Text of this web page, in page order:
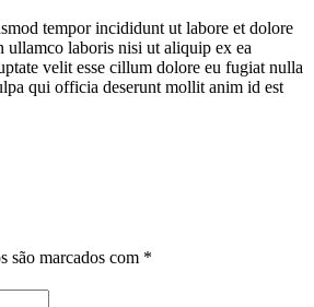
tempor incididunt ut labore et dolore
ullamco laboris nisi ut aliquip ex ea
velit esse cillum dolore eu fugiat nulla
qui officia deserunt mollit anim id est
são marcados com *